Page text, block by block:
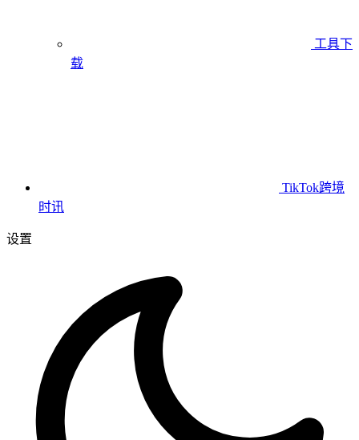
工具下
载
TikTok跨境
时讯
设置